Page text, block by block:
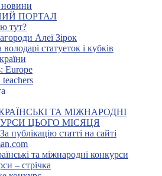
новини
ПОРТАЛ
тут?
Алеї Зірок
статуеток і кубків
Europe
ТА МІЖНАРОДНІ
ЦЬОГО МІСЯЦЯ
публікацію статті на сайті
та міжнародні конкурси
– стрічка